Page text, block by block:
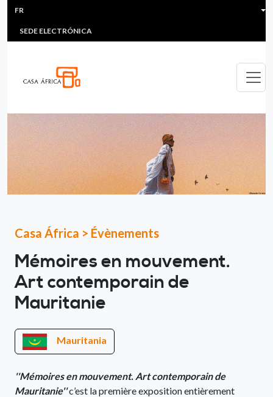
Aller au contenu principal
HEADER MENU
MULTIMEDIA
SEDE ELECTRÓNICA
FR
Casa África > Évènements
Mémoires en mouvement.
Art contemporain de
Mauritanie
Mauritania
''Mémoires en mouvement. Art contemporain de
Mauritanie''c’est la première exposition entièrement